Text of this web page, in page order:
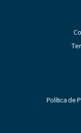
Política de